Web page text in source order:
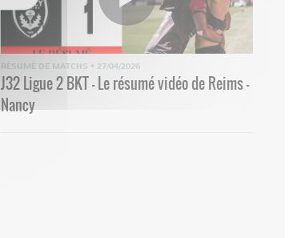
RÉSUMÉ DE MATCHS • 27/04/2026
J32 Ligue 2 BKT - Le résumé vidéo de Reims -
Nancy